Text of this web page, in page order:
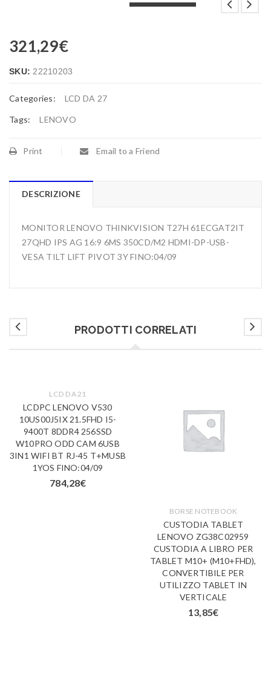
321,29€
SKU: 22210203
Categories: LCD DA 27
Tags: LENOVO
Print Email to a Friend
DESCRIZIONE
MONITOR LENOVO THINKVISION T27H 61ECGAT2IT
27QHD IPS AG 16:9 6MS 350CD/M2 HDMI-DP-USB-
VESA TILT LIFT PIVOT 3Y FINO:04/09
PRODOTTI CORRELATI
LCD DA 21
LCDPC LENOVO V530
10US00J5IX 21.5FHD I5-
9400T 8DDR4 256SSD
W10PRO ODD CAM 6USB
3IN1 WIFI BT RJ-45 T+MUSB
1YOS FINO:04/09
784,28€
BORSE NOTEBOOK
CUSTODIA TABLET
LENOVO ZG38C02959
CUSTODIA A LIBRO PER
TABLET M10+ (M10+FHD),
CONVERTIBILE PER
UTILIZZO TABLET IN
VERTICALE
13,85€